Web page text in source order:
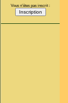
Vous n'êtes pas inscrit :